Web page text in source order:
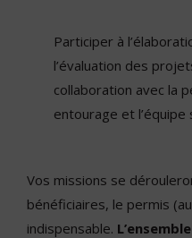
Participer à
l’évaluation des
collaboration avec la
entourage et l’équipe
Vos missions se
bénéficiaires, le permis
indispensable.